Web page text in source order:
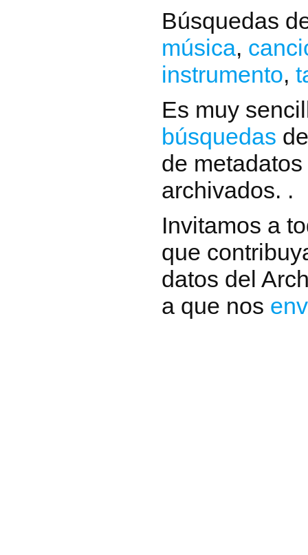
Búsquedas
música,
instrumento,
Es muy
búsquedas
de
archivados. .
Invitamos a
que
datos del
a que nos